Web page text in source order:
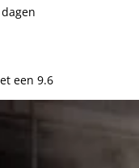
een 9.6